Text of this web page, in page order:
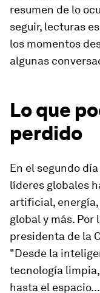
resumen de lo
seguir, lecturas
los momentos
algunas
Lo que
perdido
En el segundo
líderes globales
artificial,
global y más. Por
presidenta de la
"Desde la
tecnología
hasta el